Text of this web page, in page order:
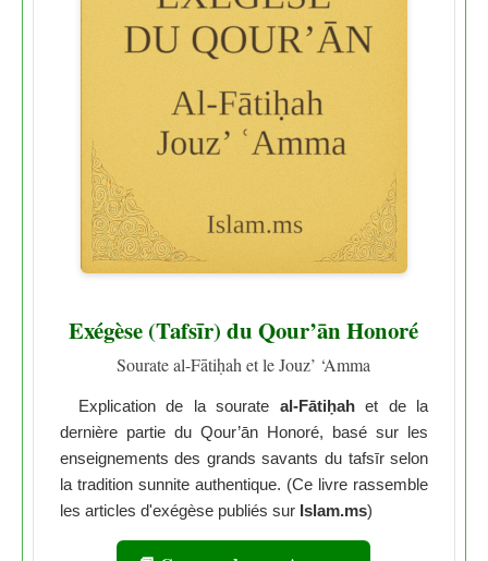
Exégèse (Tafsīr) du Qour’ān Honoré
Sourate al-Fātiḥah et le Jouz’ ‘Amma
Explication de la sourate al-Fātiḥahet de la
dernière partie du Qour’ān Honoré, basé sur les
enseignements des grands savants du tafsīr selon
la tradition sunnite authentique. (Ce livre rassemble
les articles d'exégèse publiés sur Islam.ms)